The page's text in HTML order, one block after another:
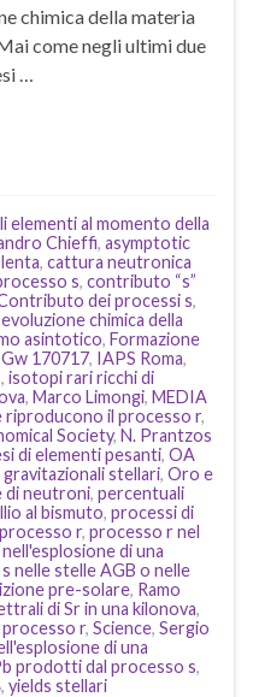
chimica della materia
come negli ultimi due
…
elementi al momento della
Chieffi, asymptotic
, cattura neutronica
s, contributo “s”
dei processi s,
evoluzione chimica della
asintotico, Formazione
Gw 170717, IAPS Roma,
, isotopi rari ricchi di
, Marco Limongi, MEDIA
riproducono il processo r,
Society, N. Prantzos
di elementi pesanti, OA
stellari, Oro e
di neutroni, percentuali
al bismuto, processi di
processo r, processo r nel
di una
nelle stelle AGB o nelle
pre-solare, Ramo
di Sr in una kilonova,
processo r, Science, Sergio
di una
prodotti dal processo s,
, yields stellari